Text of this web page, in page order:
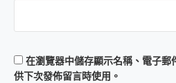
在瀏覽器中儲存顯示名稱、電子郵
供下次發佈留言時使用。